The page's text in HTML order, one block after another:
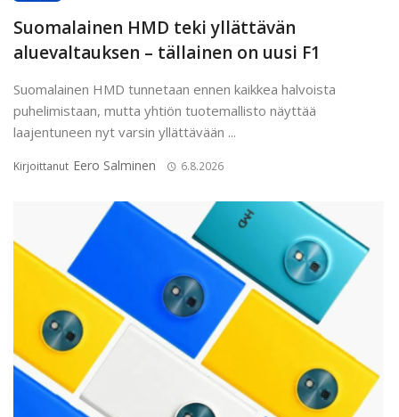
Suomalainen HMD teki yllättävän
aluevaltauksen – tällainen on uusi F1
Suomalainen HMD tunnetaan ennen kaikkea halvoista
puhelimistaan, mutta yhtiön tuotemallisto näyttää
laajentuneen nyt varsin yllättävään ...
Kirjoittanut Eero Salminen 6.8.2026